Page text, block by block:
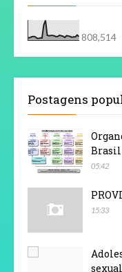
808,514
Postagens
Brasil
05:42
15:33